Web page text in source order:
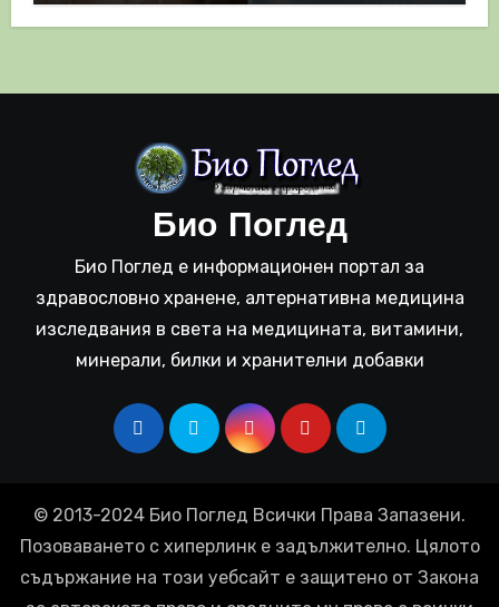
Био Поглед
Био Поглед е информационен портал за
здравословно хранене, алтернативна медицина
изследвания в света на медицината, витамини,
минерали, билки и хранителни добавки
© 2013-2024 Био Поглед Всички Права Запазени.
Позоваването с хиперлинк е задължително. Цялото
съдържание на този уебсайт е защитено от Закона